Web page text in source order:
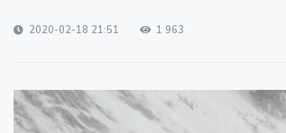
2020-02-18 21:51 1 963